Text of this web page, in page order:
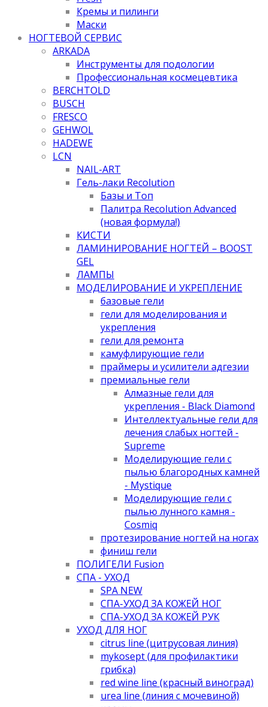
Кремы и пилинги
Маски
НОГТЕВОЙ СЕРВИС
ARKADA
Инструменты для подологии
Профессиональная космецевтика
BERCHTOLD
BUSCH
FRESCO
GEHWOL
HADEWE
LCN
NAIL-ART
Гель-лаки Recolution
Базы и Топ
Палитра Recolution Advanced
(новая формула!)
КИСТИ
ЛАМИНИРОВАНИЕ НОГТЕЙ – BOOST
GEL
ЛАМПЫ
МОДЕЛИРОВАНИЕ И УКРЕПЛЕНИЕ
базовые гели
гели для моделирования и
укрепления
гели для ремонта
камуфлирующие гели
праймеры и усилители адгезии
премиальные гели
Алмазные гели для
укрепления - Black Diamond
Интеллектуальные гели для
лечения слабых ногтей -
Supreme
Моделирующие гели с
пылью благородных камней
- Mystique
Моделирующие гели с
пылью лунного камня -
Cosmiq
протезирование ногтей на ногах
финиш гели
ПОЛИГЕЛИ Fusion
СПА - УХОД
SPA NEW
СПА-УХОД ЗА КОЖЕЙ НОГ
СПА-УХОД ЗА КОЖЕЙ РУК
УХОД ДЛЯ НОГ
citrus line (цитрусовая линия)
mykosept (для профилактики
грибка)
red wine line (красный виноград)
urea line (линия с мочевиной)